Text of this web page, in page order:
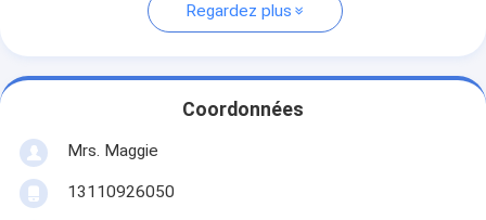
Regardez plus
Coordonnées
Mrs. Maggie
13110926050